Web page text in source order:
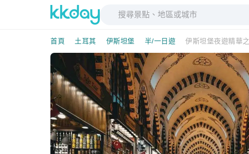
首頁 土耳其 伊斯坦堡 半/一日遊 伊斯坦堡夜遊精華